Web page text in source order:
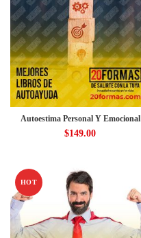
Autoestima Personal Y Emocional
$149.00
HOT